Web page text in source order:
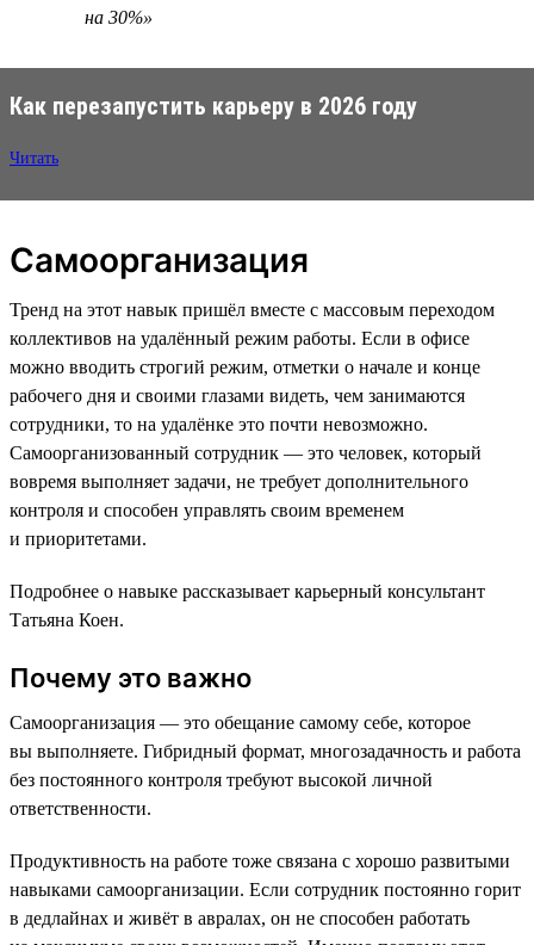
на 30%»
Как перезапустить карьеру в 2026 году
Читать
Самоорганизация
Тренд на этот навык пришёл вместе с массовым переходом
коллективов на удалённый режим работы. Если в офисе
можно вводить строгий режим, отметки о начале и конце
рабочего дня и своими глазами видеть, чем занимаются
сотрудники, то на удалёнке это почти невозможно.
Самоорганизованный сотрудник — это человек, который
вовремя выполняет задачи, не требует дополнительного
контроля и способен управлять своим временем
и приоритетами.
Подробнее о навыке рассказывает карьерный консультант
Татьяна Коен.
Почему это важно
Самоорганизация — это обещание самому себе, которое
вы выполняете. Гибридный формат, многозадачность и работа
без постоянного контроля требуют высокой личной
ответственности.
Продуктивность на работе тоже связана с хорошо развитыми
навыками самоорганизации. Если сотрудник постоянно горит
в дедлайнах и живёт в авралах, он не способен работать